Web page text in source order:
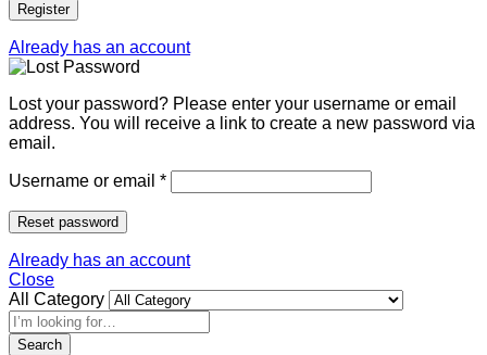
Register
Already has an account
Lost your password? Please enter your username or email
address. You will receive a link to create a new password via
email.
Username or email *
Reset password
Already has an account
Close
All Category
Search